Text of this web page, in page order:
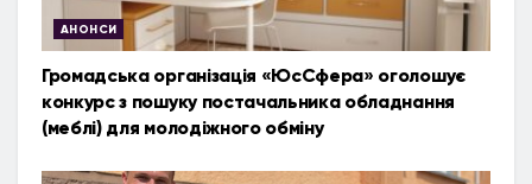
АНОНСИ
Громадська організація «ЮсСфера» оголошує
конкурс з пошуку постачальника обладнання
(меблі) для молодіжного обміну